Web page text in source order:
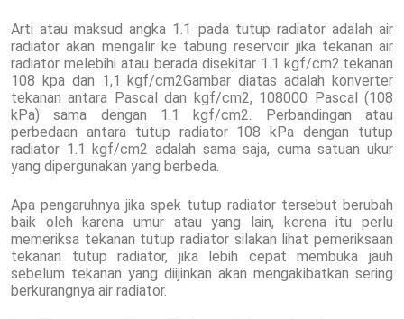
Arti atau maksud angka 1.1 pada tutup radiator adalah air
radiator akan mengalir ke tabung reservoir jika tekanan air
radiator melebihi atau berada disekitar 1.1 kgf/cm2.tekanan
108 kpa dan 1,1 kgf/cm2Gambar diatas adalah konverter
tekanan antara Pascal dan kgf/cm2, 108000 Pascal (108
kPa) sama dengan 1.1 kgf/cm2. Perbandingan atau
perbedaan antara tutup radiator 108 kPa dengan tutup
radiator 1.1 kgf/cm2 adalah sama saja, cuma satuan ukur
yang dipergunakan yang berbeda.
Apa pengaruhnya jika spek tutup radiator tersebut berubah
baik oleh karena umur atau yang lain, kerena itu perlu
memeriksa tekanan tutup radiator silakan lihat pemeriksaan
tekanan tutup radiator, jika lebih cepat membuka jauh
sebelum tekanan yang diijinkan akan mengakibatkan sering
berkurangnya air radiator.